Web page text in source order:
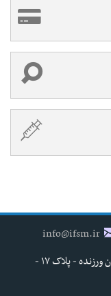
info@ifsm.ir
تهران - خیابان شهید مفتح جنوبی - خیابان ورزنده - پلاک ۱۷ -